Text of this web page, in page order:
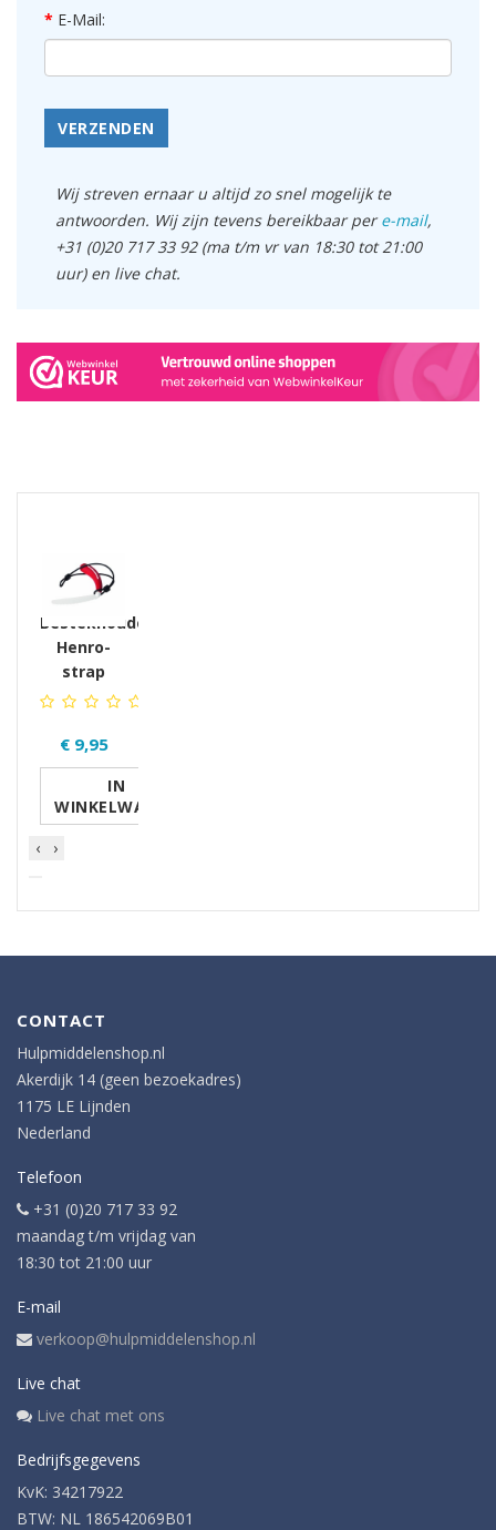
E-Mail:
VERZENDEN
Wij streven ernaar u altijd zo snel mogelijk te
antwoorden. Wij zijn tevens bereikbaar pere-mail,
+31 (0)20 717 33 92 (ma t/m vr van 18:30 tot 21:00
uur) en live chat.
Bestekhouder
Henro-
strap
€ 9,95
IN
WINKELWAGEN
‹
›
CONTACT
Hulpmiddelenshop.nl
Akerdijk 14 (geen bezoekadres)
1175 LE Lijnden
Nederland
Telefoon
+31 (0)20 717 33 92
maandag t/m vrijdag van
18:30 tot 21:00 uur
E-mail
verkoop@hulpmiddelenshop.nl
Live chat
Live chat met ons
Bedrijfsgegevens
KvK: 34217922
BTW: NL 186542069B01